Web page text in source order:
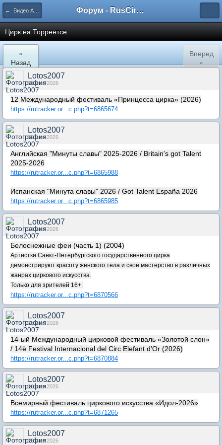
← Видео Артистов цирка. Цирк в кино и на ТВ. Форум - RusCircus.ru
Цирк на Торрентсе
«
Назад
Вперед
»
Lotos2007
01 июн 2026
12 Международный фестиваль «Принцесса цирка» (2026)
https://rutracker.or...c.php?t=6865674
Lotos2007
02 июн 2026
Английская "Минуты славы" 2025-2026 / Britain's got Talent
2025-2026
https://rutracker.or...c.php?t=6865988
Испанская "Минута славы" 2026 / Got Talent España 2026
https://rutracker.or...c.php?t=6865985
Lotos2007
14 июн 2026
Белоснежные феи (часть 1) (2004)
Артистки Санкт-Петербургского государственного цирка
демонстрируют красоту женского тела и своё мастерство в различных
жанрах циркового искусства.
Только для зрителей 16+.
https://rutracker.or...c.php?t=6870566
Lotos2007
15 июн 2026
14-ый Международный цирковой фестиваль «Золотой слон»
/ 14è Festival Internacional del Circ Elefant d'Or (2026)
https://rutracker.or...c.php?t=6870884
Lotos2007
16 июн 2026
Всемирный фестиваль циркового искусства «Идол-2026»
https://rutracker.or...c.php?t=6871265
Lotos2007
18 июн 2026